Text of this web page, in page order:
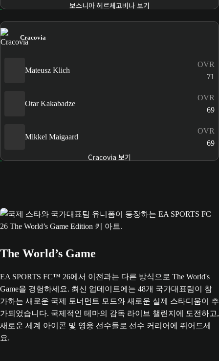
보스니아 헤르체고비나 보기
Cracovia
Mateusz Klich
OVR
71
Otar Kakabadze
OVR
69
Mikkel Maigaard
OVR
69
Cracovia 보기
The World’s Game
EA SPORTS FC™ 26에서 이전과는 다른 방식으로 The World's
Game을 경험하세요. 최신 업데이트에는 48개 국가대표팀이 참
가하는 새로운 국제 토너먼트 모드와 새로운 실제 스타디움이 추
가되었습니다. 국제적인 테마의 감독 라이브 챌린지에 도전하고,
새로운 세계 아이콘 및 영웅 선수들로 선수 커리어에 뛰어드세
요.